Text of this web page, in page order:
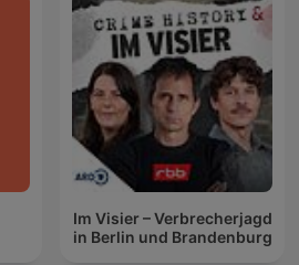
Im Visier – Verbrecherjagd
in Berlin und Brandenburg